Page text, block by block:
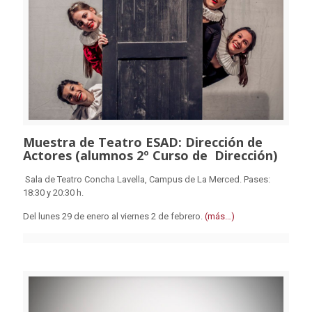
Muestra de Teatro ESAD: Dirección de
Actores (alumnos 2º Curso de Dirección)
Sala de Teatro Concha Lavella, Campus de La Merced. Pases:
18:30 y 20:30 h.
Del lunes 29 de enero al viernes 2 de febrero. (más…)